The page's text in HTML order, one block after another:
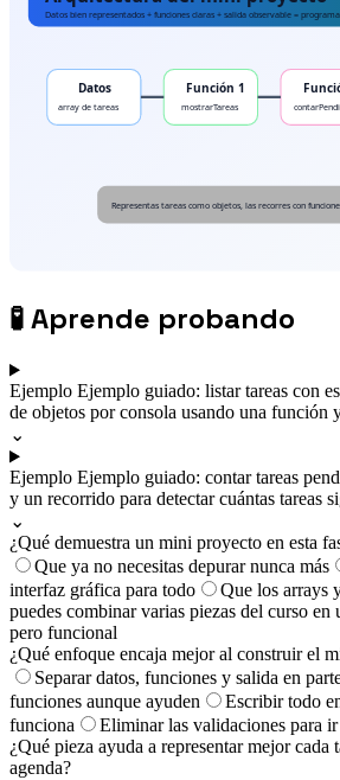
🧪Aprende probando
Ejemplo Ejemplo guiado: listar tareas con
de objetos por consola usando una función
⌄
Ejemplo Ejemplo guiado: contar tareas
y un recorrido para detectar cuántas tareas
⌄
¿Qué demuestra un mini proyecto en esta
Que ya no necesitas depurar nunca más
interfaz gráfica para todo
Que los arrays
puedes combinar varias piezas del curso en
pero funcional
¿Qué enfoque encaja mejor al construir el
Separar datos, funciones y salida en
funciones aunque ayuden
Escribir todo
funciona
Eliminar las validaciones para
¿Qué pieza ayuda a representar mejor cada
agenda?